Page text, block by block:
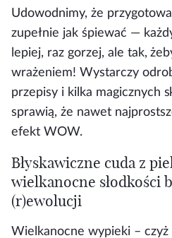
Udowodnimy, że
zupełnie jak śpiewać —
lepiej, raz gorzej, ale tak,
wrażeniem! Wystarczy
przepisy i kilka magicznych
sprawią, że nawet
efekt WOW.
Błyskawiczne cuda z
wielkanocne słodkości
(r)ewolucji
Wielkanocne wypieki –